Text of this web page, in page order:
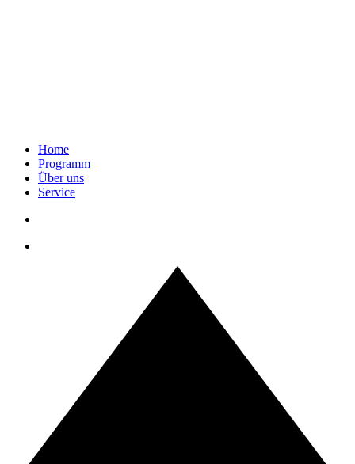
Home
Programm
Über uns
Service